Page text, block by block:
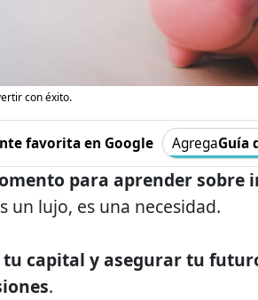
con éxito.
favorita en Google AgregaGuía
para aprender sobre
un lujo, es una necesidad.
tu capital y asegurar tu
.